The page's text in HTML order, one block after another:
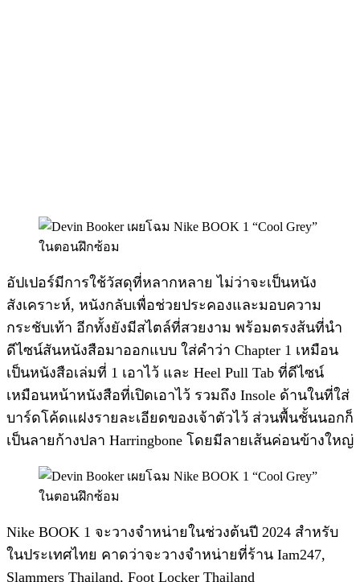
อัปเปอร์มีการใช้วัสดุที่หลากหลาย ไม่ว่าจะเป็นหนัง
สังเคราะห์, หนังกลับเพื่อช่วยประคองและมอบความ
กระชับเท้า อีกทั้งยังมีสไตล์ที่สวยงาม พร้อมตรงส้นที่นำ
ดีไซน์สันหนังสือมาออกแบบ ใส่คำว่า Chapter 1 เหมือน
เป็นหนังสือเล่มที่ 1 เอาไว้ และ Heel Pull Tab ที่ดีไซน์
เหมือนหน้าหนังสือที่เปิดเอาไว้ รวมถึง Insole ด้านในที่ใส่
บาร์ดโค้ดแฝงรายละเอียดของเจ้าตัวไว้ ส่วนพื้นชั้นนอกก็
เป็นลายก้างปลา Harringbone โดยมีลายเส้นค่อนข้างใหญ่
Nike BOOK 1 จะวางจำหน่ายในช่วงต้นปี 2024 สำหรับ
ในประเทศไทย คาดว่าจะวางจำหน่ายที่ร้าน Iam247,
Slammers Thailand, Foot Locker Thailand